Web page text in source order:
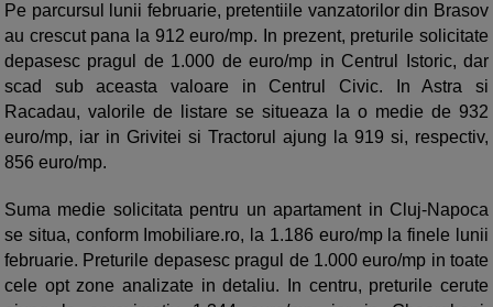
Pe parcursul lunii februarie, pretentiile vanzatorilor din Brasov
au crescut pana la 912 euro/mp. In prezent, preturile solicitate
depasesc pragul de 1.000 de euro/mp in Centrul Istoric, dar
scad sub aceasta valoare in Centrul Civic. In Astra si
Racadau, valorile de listare se situeaza la o medie de 932
euro/mp, iar in Grivitei si Tractorul ajung la 919 si, respectiv,
856 euro/mp.
Suma medie solicitata pentru un apartament in Cluj-Napoca
se situa, conform Imobiliare.ro, la 1.186 euro/mp la finele lunii
februarie. Preturile depasesc pragul de 1.000 euro/mp in toate
cele opt zone analizate in detaliu. In centru, preturile cerute